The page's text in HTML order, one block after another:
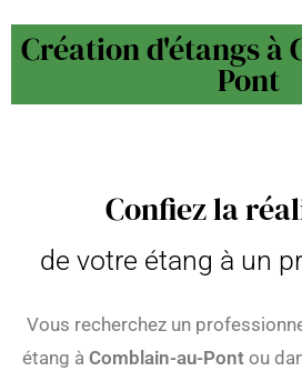
Création d'étangs à
Pont
Confiez la
de votre étang à un
Vous recherchez un
étang à Comblain-au-Pont ou